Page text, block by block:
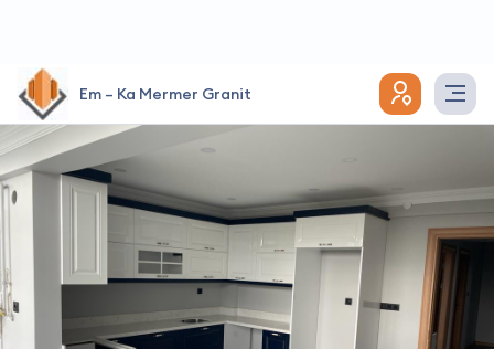
Em – Ka Mermer Granit